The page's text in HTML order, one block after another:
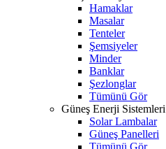
Hamaklar
Masalar
Tenteler
Şemsiyeler
Minder
Banklar
Şezlonglar
Tümünü Gör
Güneş Enerji Sistemleri
Solar Lambalar
Güneş Panelleri
Tümünü Gör